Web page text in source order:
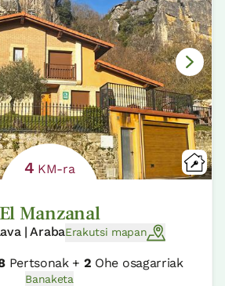
4 KM-ra
El Manzanal
| ArabaErakutsi mapan
Pertsonak + 2 Ohe osagarriak
Banaketa